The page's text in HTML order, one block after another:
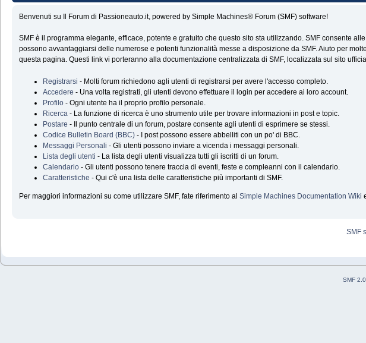
Benvenuti su Il Forum di Passioneauto.it, powered by Simple Machines® Forum (SMF) software!
SMF è il programma elegante, efficace, potente e gratuito che questo sito sta utilizzando. SMF consente
possono avvantaggiarsi delle numerose e potenti funzionalità messe a disposizione da SMF. Aiuto per
questa pagina. Questi link vi porteranno alla documentazione centralizzata di SMF, localizzata sul sito
Registrarsi - Molti forum richiedono agli utenti di registrarsi per avere l'accesso completo.
Accedere - Una volta registrati, gli utenti devono effettuare il login per accedere ai loro account.
Profilo - Ogni utente ha il proprio profilo personale.
Ricerca - La funzione di ricerca è uno strumento utile per trovare informazioni in post e topic.
Postare - Il punto centrale di un forum, postare consente agli utenti di esprimere se stessi.
Codice Bulletin Board (BBC) - I post possono essere abbelliti con un po' di BBC.
Messaggi Personali - Gli utenti possono inviare a vicenda i messaggi personali.
Lista degli utenti - La lista degli utenti visualizza tutti gli iscritti di un forum.
Calendario - Gli utenti possono tenere traccia di eventi, feste e compleanni con il calendario.
Caratteristiche - Qui c'è una lista delle caratteristiche più importanti di SMF.
Per maggiori informazioni su come utilizzare SMF, fate riferimento alSimple Machines Documentation Wiki
SMF
SMF